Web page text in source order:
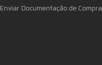
Enviar Documentação de Compra